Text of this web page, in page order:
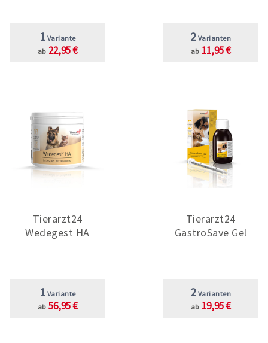
1 Variante
ab 22,95 €
2 Varianten
ab 11,95 €
Tierarzt24
Wedegest HA
1 Variante
ab 56,95 €
Tierarzt24
GastroSave Gel
2 Varianten
ab 19,95 €